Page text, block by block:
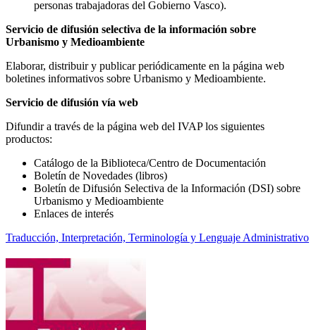
personas trabajadoras del Gobierno Vasco).
Servicio de difusión selectiva de la información sobre
Urbanismo y Medioambiente
Elaborar, distribuir y publicar periódicamente en la página web
boletines informativos sobre Urbanismo y Medioambiente.
Servicio de difusión vía web
Difundir a través de la página web del IVAP los siguientes
productos:
Catálogo de la Biblioteca/Centro de Documentación
Boletín de Novedades (libros)
Boletín de Difusión Selectiva de la Información (DSI) sobre
Urbanismo y Medioambiente
Enlaces de interés
Traducción, Interpretación, Terminología y Lenguaje Administrativo